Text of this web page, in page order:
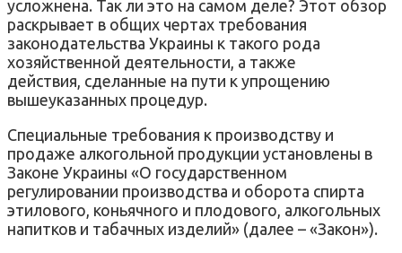
усложнена. Так ли это на самом деле? Этот обзор
раскрывает в общих чертах требования
законодательства Украины к такого рода
хозяйственной деятельности, а также
действия, сделанные на пути к упрощению
вышеуказанных процедур.
Специальные требования к производству и
продаже алкогольной продукции установлены в
Законе Украины «О государственном
регулировании производства и оборота спирта
этилового, коньячного и плодового, алкогольных
напитков и табачных изделий» (далее – «Закон»).